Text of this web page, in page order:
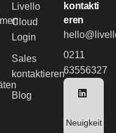
Livello
Cloud
Login
Sales
kontaktieren
Blog
kontakti
eren
0211
63556327
Neuigkeit